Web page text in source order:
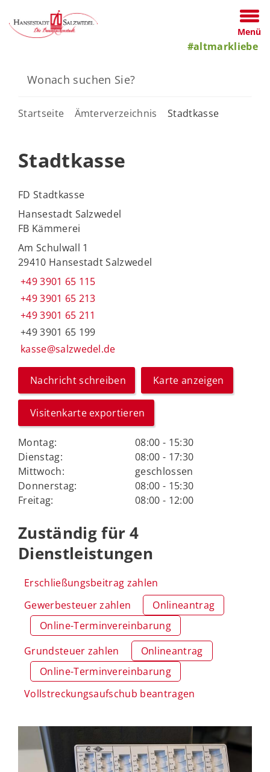
Menü
#altmarkliebe
Startseite Ämterverzeichnis Stadtkasse
Stadtkasse
FD Stadtkasse
Hansestadt Salzwedel
FB Kämmerei
Am Schulwall 1
29410 Hansestadt Salzwedel
+49 3901 65 115
+49 3901 65 213
+49 3901 65 211
+49 3901 65 199
kasse@salzwedel.de
Nachricht schreiben Karte anzeigen
Visitenkarte exportieren
Montag:
08:00 - 15:30
Dienstag:
08:00 - 17:30
Mittwoch:
geschlossen
Donnerstag:
08:00 - 15:30
Freitag:
08:00 - 12:00
Zuständig für 4
Dienstleistungen
Erschließungsbeitrag zahlen
Gewerbesteuer zahlen
Onlineantrag
Online-Terminvereinbarung
Grundsteuer zahlen
Onlineantrag
Online-Terminvereinbarung
Vollstreckungsaufschub beantragen